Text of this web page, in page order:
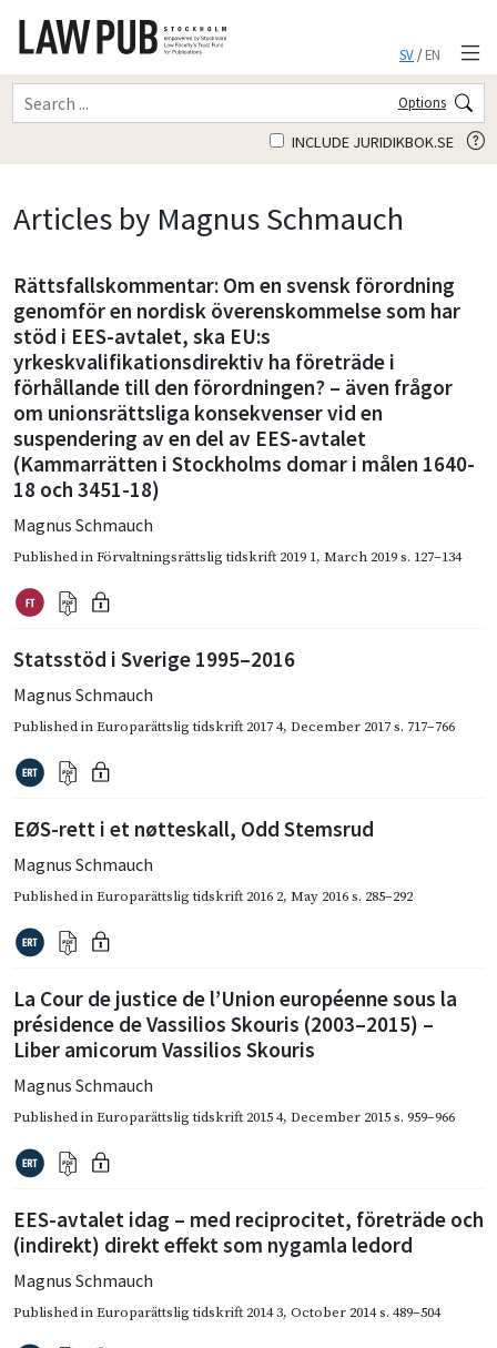
SV/EN
Options
INCLUDE JURIDIKBOK.SE
Articles by Magnus Schmauch
Rättsfallskommentar: Om en svensk för­ordning
genomför en nordisk överens­kommelse som har
stöd i EES-avtalet, ska EU:s
yrkeskvalifikationsdirektiv ha företräde i
förhållande till den förordningen? – även frågor
om unionsrättsliga konsekvenser vid en
suspendering av en del av EES-avtalet
(Kammarrätten i Stockholms domar i målen 1640-
18 och 3451-18)
Magnus Schmauch
Published inFörvaltningsrättslig tidskrift 2019 1, March 2019s. 127–134
Statsstöd i Sverige 1995–2016
Magnus Schmauch
Published inEuroparättslig tidskrift 2017 4, December 2017s. 717–766
EØS-rett i et nøtteskall, Odd Stemsrud
Magnus Schmauch
Published inEuroparättslig tidskrift 2016 2, May 2016s. 285–292
La Cour de justice de l’Union européenne sous la
présidence de Vassilios Skouris (2003–2015) –
Liber amicorum Vassilios Skouris
Magnus Schmauch
Published inEuroparättslig tidskrift 2015 4, December 2015s. 959–966
EES-avtalet idag – med reciprocitet, företräde och
(indirekt) direkt effekt som nygamla ledord
Magnus Schmauch
Published inEuroparättslig tidskrift 2014 3, October 2014s. 489–504